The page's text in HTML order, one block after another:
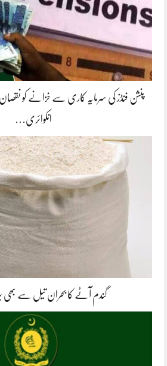
پنشن فنڈز کی سرمایہ کاری سے خزانے کو
انکوائری…
گندم آٹے کا بحران تیل سے بھی